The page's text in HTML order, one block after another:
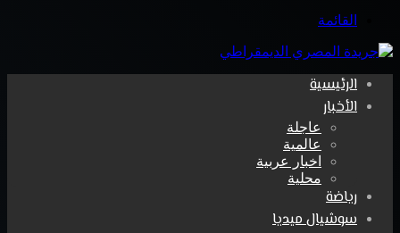
القائمة
الرئيسية
الأخبار
عاجلة
عالمية
اخبار عربية
محلية
رياضة
سوشيال ميديا